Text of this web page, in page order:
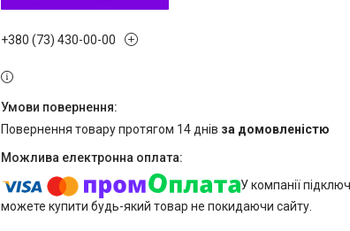
+380 (73) 430-00-00
повернення товару протягом 14 днів за домовленістю
У компанії
можете купити будь-який товар не покидаючи сайту.